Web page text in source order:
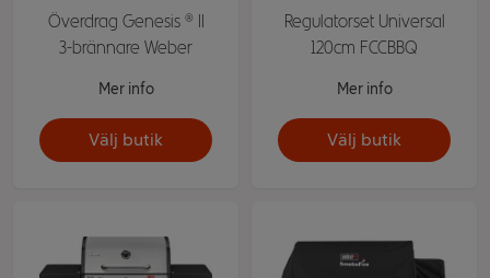
Överdrag Genesis ® II
3-brännare Weber
Mer info
Välj butik
Regulatorset Universal
120cm FCCBBQ
Mer info
Välj butik